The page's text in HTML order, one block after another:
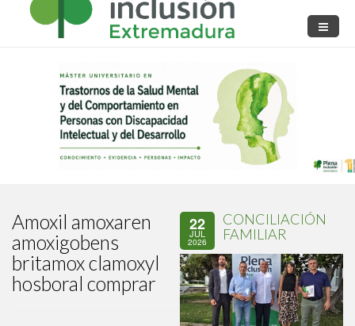
Amoxil amoxaren
amoxigobens
britamox clamoxyl
hosboral comprar
22
JUL
2026
CONCILIACIÓN
FAMILIAR